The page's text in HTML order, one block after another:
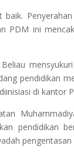
PDM ini
pendidikan
di kantor
pendidikan
pengentasan